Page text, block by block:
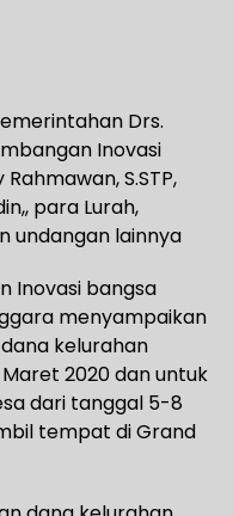
Drs.
Inovasi
S.STP,
para Lurah,
undangan lainnya
Inovasi bangsa
menyampaikan
kelurahan
2020 dan untuk
dari tanggal 5-8
tempat di Grand